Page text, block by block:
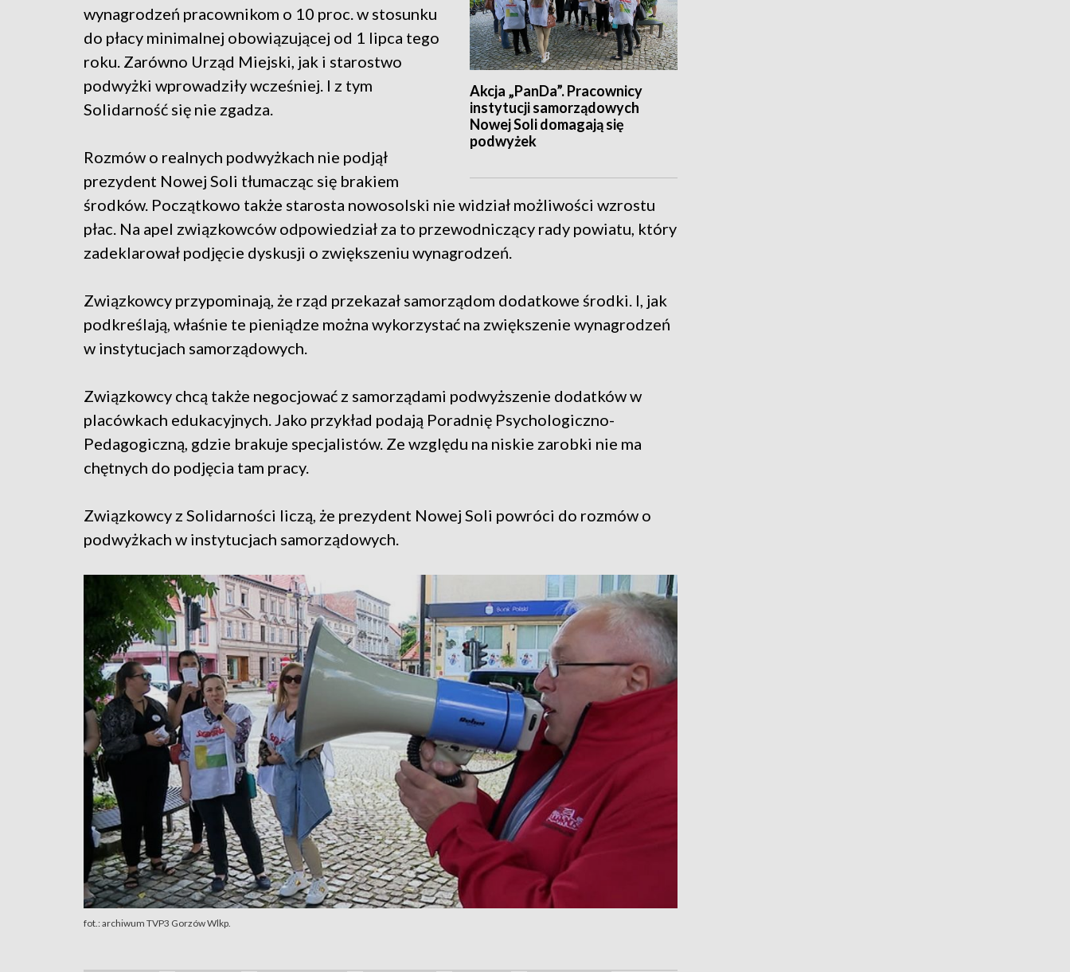
Akcja „PanDa”. Pracownicy
instytucji samorządowych
Nowej Soli domagają się
podwyżek
wynagrodzeń pracownikom o 10 proc. w stosunku
do płacy minimalnej obowiązującej od 1 lipca tego
roku. Zarówno Urząd Miejski, jak i starostwo
podwyżki wprowadziły wcześniej. I z tym
Solidarność się nie zgadza.
Rozmów o realnych podwyżkach nie podjął
prezydent Nowej Soli tłumacząc się brakiem
środków. Początkowo także starosta nowosolski nie widział możliwości wzrostu
płac. Na apel związkowców odpowiedział za to przewodniczący rady powiatu, który
zadeklarował podjęcie dyskusji o zwiększeniu wynagrodzeń.
Związkowcy przypominają, że rząd przekazał samorządom dodatkowe środki. I, jak
podkreślają, właśnie te pieniądze można wykorzystać na zwiększenie wynagrodzeń
w instytucjach samorządowych.
Związkowcy chcą także negocjować z samorządami podwyższenie dodatków w
placówkach edukacyjnych. Jako przykład podają Poradnię Psychologiczno-
Pedagogiczną, gdzie brakuje specjalistów. Ze względu na niskie zarobki nie ma
chętnych do podjęcia tam pracy.
Związkowcy z Solidarności liczą, że prezydent Nowej Soli powróci do rozmów o
podwyżkach w instytucjach samorządowych.
fot.: archiwum TVP3 Gorzów Wlkp.